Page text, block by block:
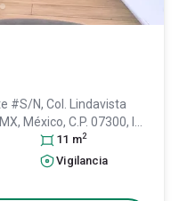
#S/N, Col. Lindavista
, México, C.P. 07300, ID:
11 m2
Vigilancia